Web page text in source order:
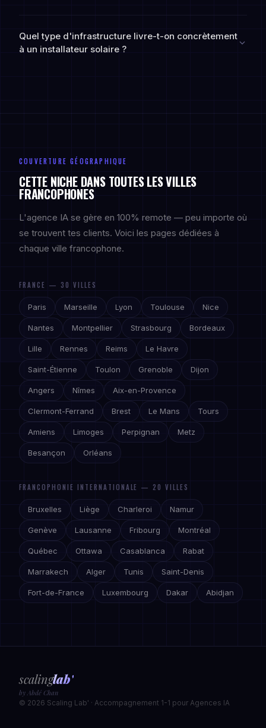
Quel type d'infrastructure livre-t-on concrètement
à un installateur solaire ?
COUVERTURE GÉOGRAPHIQUE
CETTE NICHE DANS TOUTES LES VILLES
FRANCOPHONES
L'agence IA se gère en 100% remote — peu importe où
se trouvent tes clients. Voici les pages dédiées à
chaque ville francophone.
FRANCE — 30 VILLES
Paris Marseille Lyon Toulouse Nice
Nantes Montpellier Strasbourg Bordeaux
Lille Rennes Reims Le Havre
Saint-Étienne Toulon Grenoble Dijon
Angers Nîmes Aix-en-Provence
Clermont-Ferrand Brest Le Mans Tours
Amiens Limoges Perpignan Metz
Besançon Orléans
FRANCOPHONIE INTERNATIONALE — 20 VILLES
Bruxelles Liège Charleroi Namur
Genève Lausanne Fribourg Montréal
Québec Ottawa Casablanca Rabat
Marrakech Alger Tunis Saint-Denis
Fort-de-France Luxembourg Dakar Abidjan
scalinglab'
by Abdé Chan
© 2026 Scaling Lab' · Accompagnement 1-1 pour Agences IA